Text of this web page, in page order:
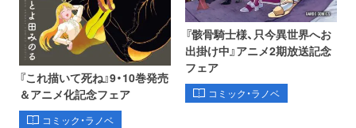
『これ描いて死ね』9・10巻発売
＆アニメ化記念フェア
コミック・ラノベ
『骸骨騎士様、只今異世界へお
出掛け中』アニメ2期放送記念
フェア
コミック・ラノベ